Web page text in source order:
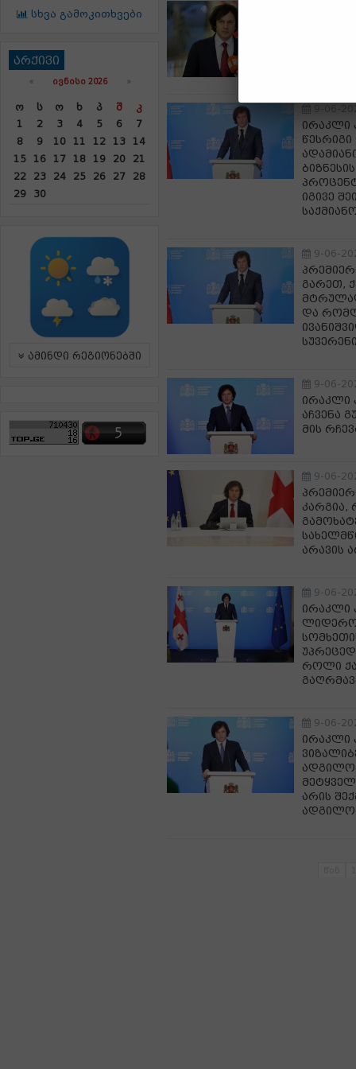
სხვა გამოკითხვები
არქივი
« ᲘᲕᲜᲘᲡᲘ 2026 »
Ო Ს Ო Ხ Პ Შ
Კ
1
2 3 4 5 6
7
8
9 10 11 12 13
14
15
16 17 18 19 20
21
22
23 24 25 26 27
28
29
30
ამინდი რეგიონებში
9-06-
ირაკლი
იგივე
9-06-
გარეთ,
და
9-06-
ირაკლი
აჩვენა
მის
9-06-
კარგია,
არავის
9-06-
ირაკლი
როლი
9-06-
ირაკლი
არის